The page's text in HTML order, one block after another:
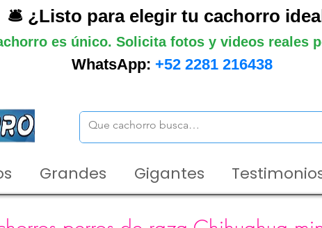
🛎️ ¿Listo para elegir tu cachorro
es único. Solicita fotos y videos reales
WhatsApp: +52 2281 216438
Grandes Gigantes